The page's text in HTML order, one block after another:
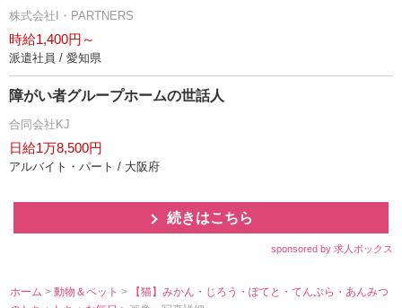
株式会社I・PARTNERS
時給1,400円～
派遣社員 / 愛知県
障がい者グループホームの世話人
合同会社KJ
日給1万8,500円
アルバイト・パート / 大阪府
続きはこちら
sponsored by 求人ボックス
ホーム >動物＆ペット>
【猫】みかん・じろう・ぽてと・てんぷら・あんみつ